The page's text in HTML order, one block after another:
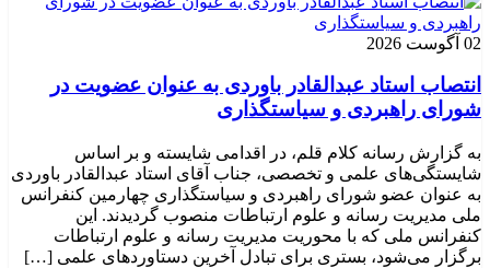
02 آگوست 2026
انتصاب استاد عبدالقادر باوردی به عنوان عضویت در
شورای راهبردی و سیاستگذاری
به گزارش رسانه کلام قلم، در اقدامی شایسته و بر اساس
شایستگی‌های علمی و تخصصی، جناب آقای استاد عبدالقادر باوردی
به عنوان عضو شورای راهبردی و سیاستگذاری چهارمین کنفرانس
ملی مدیریت رسانه و علوم ارتباطات منصوب گردیدند. این
کنفرانس ملی که با محوریت مدیریت رسانه و علوم ارتباطات
برگزار می‌شود، بستری برای تبادل آخرین دستاوردهای علمی […]